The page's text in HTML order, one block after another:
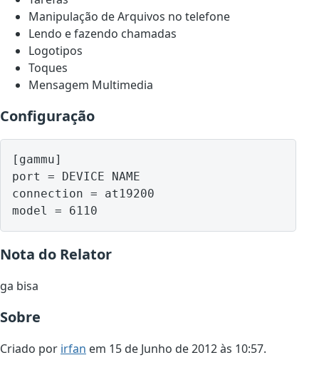
Manipulação de Arquivos no telefone
Lendo e fazendo chamadas
Logotipos
Toques
Mensagem Multimedia
Configuração
[gammu]
port = DEVICE NAME
connection = at19200
model = 6110
Nota do Relator
ga bisa
Sobre
Criado por irfan em 15 de Junho de 2012 às 10:57.